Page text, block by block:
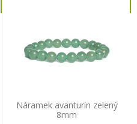
Náramek avanturín zelený
8mm